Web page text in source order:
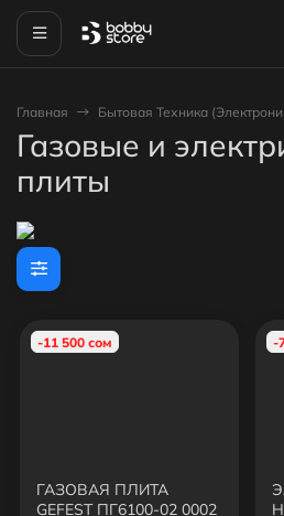
Главная Бытовая Техника
Газовые и
плиты
-11 500 сом
ГАЗОВАЯ ПЛИТА
GEFEST ПГ6100-02 0002
-